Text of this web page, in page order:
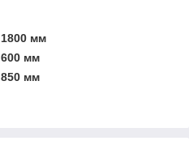
1800 мм
600 мм
850 мм